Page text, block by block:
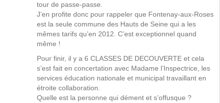
tour de passe-passe.
J’en profite donc pour rappeler que Fontenay-aux-Roses
est la seule commune des Hauts de Seine qui a les
mêmes tarifs qu’en 2012. C’est exceptionnel quand
même !
Pour finir, il y a 6 CLASSES DE DECOUVERTE et cela
s’est fait en concertation avec Madame l’Inspectrice, les
services éducation nationale et municipal travaillant en
étroite collaboration.
Quelle est la personne qui dément et s’offusque ?